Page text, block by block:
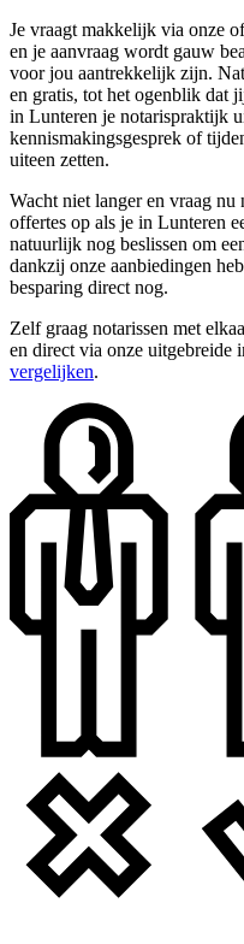
Je vraagt makkelijk via onze
en je aanvraag wordt gauw
voor jou aantrekkelijk zijn.
en gratis, tot het ogenblik dat
in Lunteren je notarispraktijk
kennismakingsgesprek of
uiteen zetten.
Wacht niet langer en vraag
offertes op als je in Lunteren
natuurlijk nog beslissen om
dankzij onze aanbiedingen
besparing direct nog.
Zelf graag notarissen met
en direct via onze uitgebreide
vergelijken.